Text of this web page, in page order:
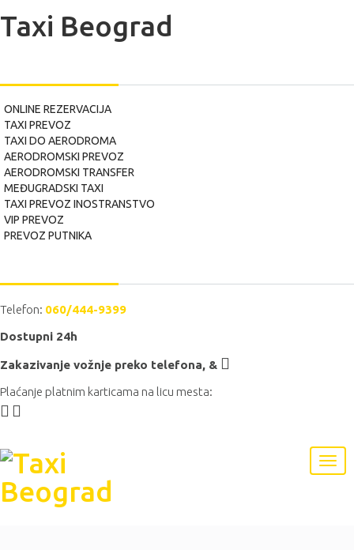
Taxi Beograd
ONLINE REZERVACIJA
TAXI PREVOZ
TAXI DO AERODROMA
AERODROMSKI PREVOZ
AERODROMSKI TRANSFER
MEĐUGRADSKI TAXI
TAXI PREVOZ INOSTRANSTVO
VIP PREVOZ
PREVOZ PUTNIKA
Telefon: 060/444-9399
Dostupni 24h
Zakazivanje vožnje preko telefona, &
Plaćanje platnim karticama na licu mesta: